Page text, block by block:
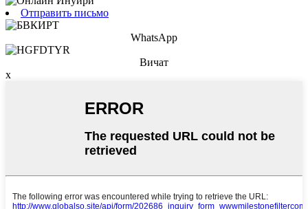
Отправить письмо
WhatsApp
Вичат
x